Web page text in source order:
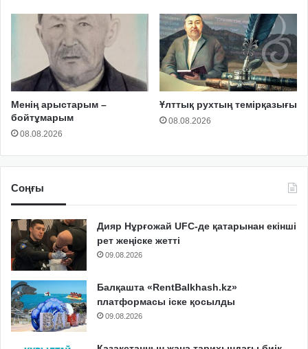
Менің арыстарым –
бойтұмарым
08.08.2026
Ұлттық рухтың темірқазығы
08.08.2026
Соңғы
Дияр Нұрғожай UFC-де қатарынан екінші
рет жеңіске жетті
09.08.2026
Балқашта «RentBalkhash.kz»
платформасы іске қосылды
09.08.2026